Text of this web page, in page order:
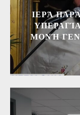
ΙΕΡΆ
ΜΟΝΉ